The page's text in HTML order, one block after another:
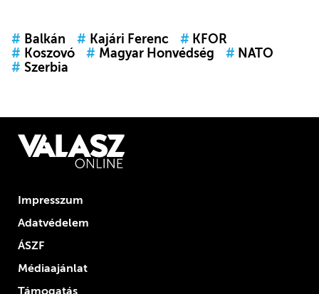
# Balkán # Kajári Ferenc # KFOR
# Koszovó # Magyar Honvédség # NATO
# Szerbia
Impresszum
Adatvédelem
ÁSZF
Médiaajánlat
Támogatás